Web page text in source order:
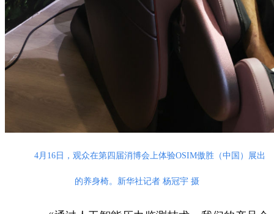
4月16日，观众在第四届消博会上体验OSIM傲胜（中国）展出
的养身椅。新华社记者 杨冠宇 摄